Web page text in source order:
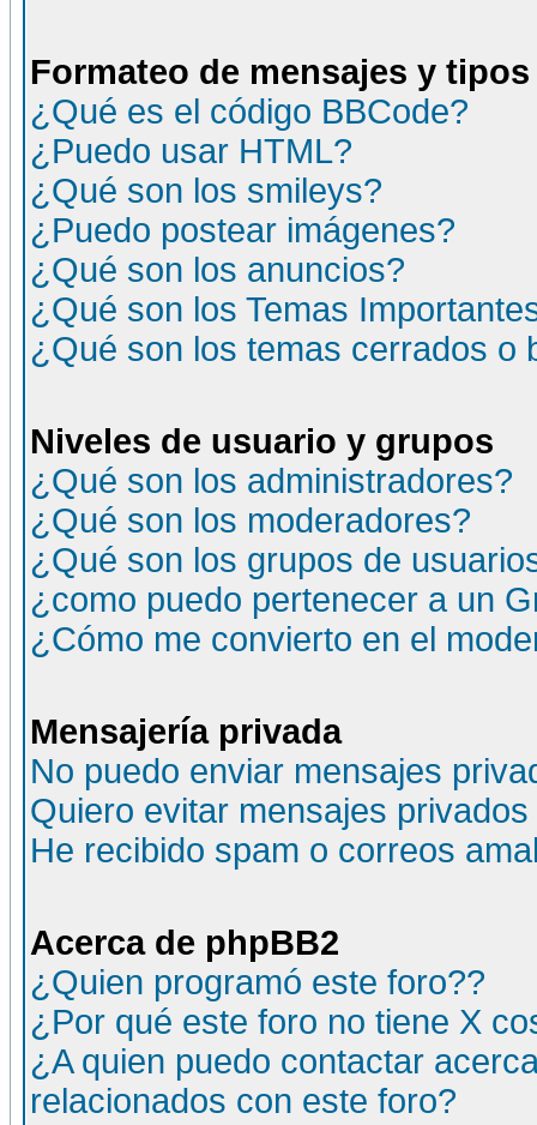
Formateo de mensajes y
¿Qué es el código BBCode?
¿Puedo usar HTML?
¿Qué son los smileys?
¿Puedo postear imágenes?
¿Qué son los anuncios?
¿Qué son los Temas
¿Qué son los temas cerrados o
Niveles de usuario y grupos
¿Qué son los administradores?
¿Qué son los moderadores?
¿Qué son los grupos de
¿como puedo pertenecer a un
¿Cómo me convierto en el
Mensajería privada
No puedo enviar mensajes
Quiero evitar mensajes
He recibido spam o correos
Acerca de phpBB2
¿Quien programó este foro??
¿Por qué este foro no tiene X
¿A quien puedo contactar
relacionados con este foro?